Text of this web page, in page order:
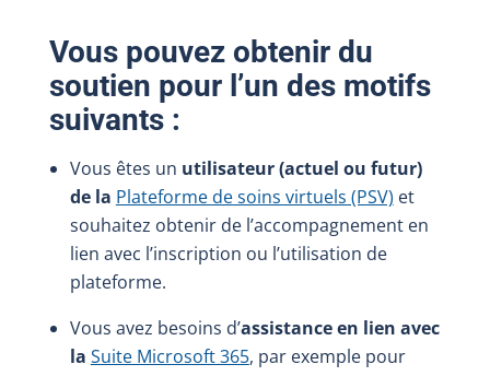
Vous pouvez obtenir du
soutien pour l’un des motifs
suivants :
Vous êtes un utilisateur (actuel ou futur)
de la Plateforme de soins virtuels (PSV) et
souhaitez obtenir de l’accompagnement en
lien avec l’inscription ou l’utilisation de
plateforme.
Vous avez besoins d’assistance en lien avec
la Suite Microsoft 365, par exemple pour